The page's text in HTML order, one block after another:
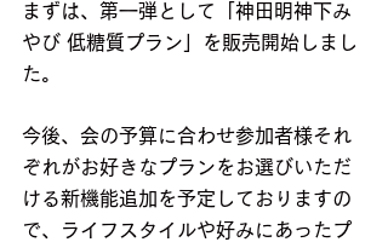
まずは、第一弾として「神田明神下み
やび 低糖質プラン」を販売開始しまし
た。
今後、会の予算に合わせ参加者様それ
ぞれがお好きなプランをお選びいただ
ける新機能追加を予定しておりますの
で、ライフスタイルや好みにあったプ